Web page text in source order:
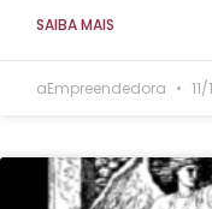
SAIBA MAIS
aEmpreendedora